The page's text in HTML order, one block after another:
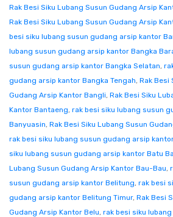
Rak Besi Siku Lubang Susun Gudang Arsip
Rak Besi Siku Lubang Susun Gudang Arsip
besi siku lubang susun gudang arsip kantor
lubang susun gudang arsip kantor Bangka
susun gudang arsip kantor Bangka Selatan,
gudang arsip kantor Bangka Tengah, Rak Besi
Gudang Arsip Kantor Bangli, Rak Besi Siku
Kantor Bantaeng, rak besi siku lubang susun
Banyuasin, Rak Besi Siku Lubang Susun
rak besi siku lubang susun gudang arsip
siku lubang susun gudang arsip kantor Batu
Lubang Susun Gudang Arsip Kantor Bau-Bau,
susun gudang arsip kantor Belitung, rak besi
gudang arsip kantor Belitung Timur, Rak Besi
Gudang Arsip Kantor Belu, rak besi siku